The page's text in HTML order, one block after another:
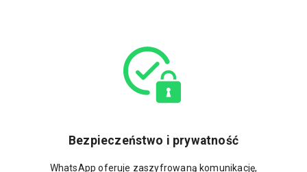
Bezpieczeństwo i prywatność
WhatsApp oferuje zaszyfrowaną komunikację,